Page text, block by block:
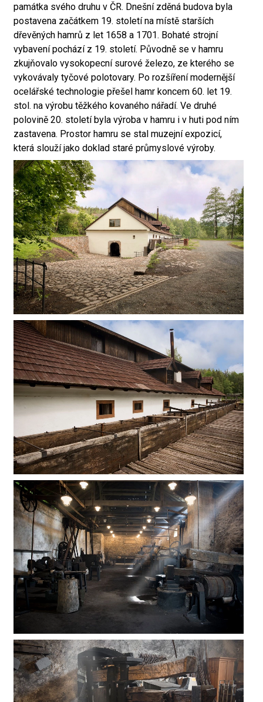
památka svého druhu v ČR. Dnešní zděná budova byla
postavena začátkem 19. století na místě starších
dřevěných hamrů z let 1658 a 1701. Bohaté strojní
vybavení pochází z 19. století. Původně se v hamru
zkujňovalo vysokopecní surové železo, ze kterého se
vykovávaly tyčové polotovary. Po rozšíření modernější
ocelářské technologie přešel hamr koncem 60. let 19.
stol. na výrobu těžkého kovaného nářadí. Ve druhé
polovině 20. století byla výroba v hamru i v huti pod ním
zastavena. Prostor hamru se stal muzejní expozicí,
která slouží jako doklad staré průmyslové výroby.